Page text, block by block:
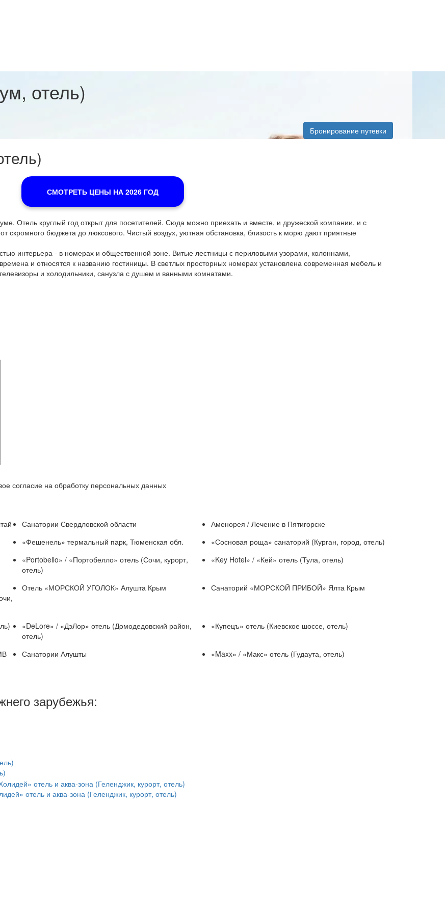
отель)
Бронирование путевки
СМОТРЕТЬ ЦЕНЫ НА 2026 ГОД
Отель круглый год открыт для посетителей. Сюда можно приехать и вместе, и дружеской компании, и с
скромного бюджета до люксового. Чистый воздух, уютная обстановка, близость к морю дают приятные
интерьера - в номерах и общественной зоне. Витые лестницы с периловыми узорами, колоннами,
и относятся к названию гостиницы. В светлых просторных номерах установлена современная мебель и
и холодильники, санузла с душем и ванными комнатами.
согласие на обработку персональных данных
Санатории Свердловской области
Аменорея / Лечение в Пятигорске
«Фешенель» термальный парк, Тюменская обл.
«Сосновая роща» санаторий (Курган, город, отель)
«Portobello» / «Портобелло» отель (Сочи, курорт,
отель)
«Key Hotel» / «Кей» отель (Тула, отель)
Отель «МОРСКОЙ УГОЛОК» Алушта Крым Санаторий «МОРСКОЙ ПРИБОЙ» Ялта Крым
«DeLore» / «ДэЛор» отель (Домодедовский район,
отель)
«Купецъ» отель (Киевское шоссе, отель)
Санатории Алушты «Maxx» / «Макс» отель (Гудаута, отель)
зарубежья:
отель и аква-зона (Геленджик, курорт, отель)